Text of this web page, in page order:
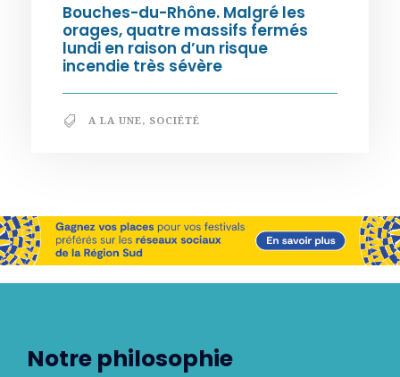
Bouches-du-Rhône. Malgré les
orages, quatre massifs fermés
lundi en raison d’un risque
incendie très sévère
A LA UNE, SOCIÉTÉ
Notre philosophie